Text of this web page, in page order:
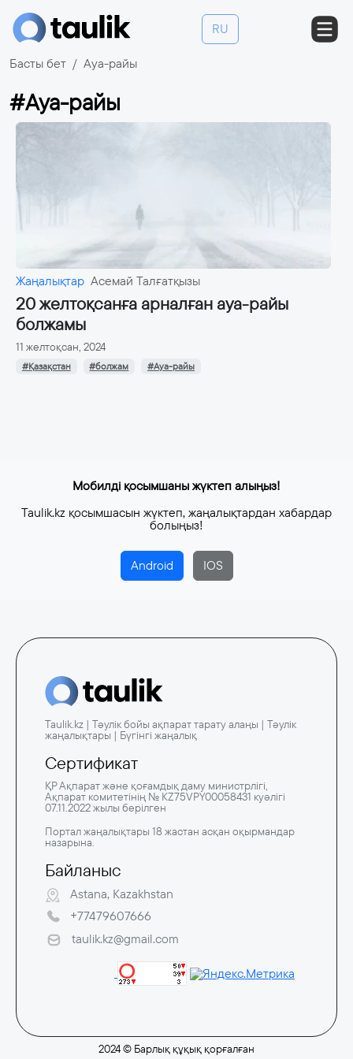
RU
Басты бет Ауа-райы
#Ауа-райы
Жаңалықтар Асемай Талғатқызы
20 желтоқсанға арналған ауа-райы
болжамы
11 желтоқсан, 2024
#Қазақстан #болжам #Ауа-райы
Мобилді қосымшаны жүктеп алыңыз!
Taulik.kz қосымшасын жүктеп, жаңалықтардан хабардар
болыңыз!
Android IOS
Taulik.kz | Тәулік бойы ақпарат тарату алаңы | Тәулік
жаңалықтары | Бүгінгі жаңалық
Сертификат
ҚР Ақпарат және қоғамдық даму министрлігі,
Ақпарат комитетінің № KZ75VPY00058431 куәлігі
07.11.2022 жылы берілген
Портал жаңалықтары 18 жастан асқан оқырмандар
назарына.
Байланыс
Astana, Kazakhstan
+77479607666
taulik.kz@gmail.com
2024 © Барлық құқық қорғалған